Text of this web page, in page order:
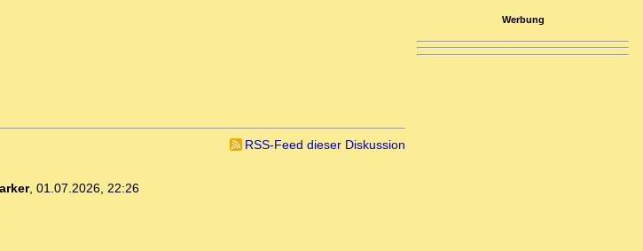
RSS-Feed dieser Diskussion
, 01.07.2026, 22:26
Werbung